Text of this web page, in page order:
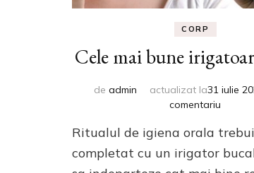
CORP
Cele mai bune
deadmin actualizat la31 iulie
comentariu
mai
bune
Ritualul de igiena orala
completat cu un irigator